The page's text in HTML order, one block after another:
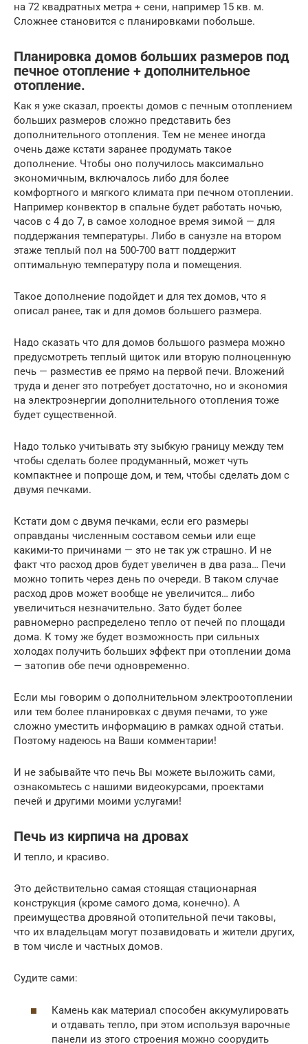
на 72 квадратных метра + сени, например 15 кв. м.
Сложнее становится с планировками побольше.
Планировка домов больших размеров под
печное отопление + дополнительное
отопление.
Как я уже сказал, проекты домов с печным отоплением
больших размеров сложно представить без
дополнительного отопления. Тем не менее иногда
очень даже кстати заранее продумать такое
дополнение. Чтобы оно получилось максимально
экономичным, включалось либо для более
комфортного и мягкого климата при печном отоплении.
Например конвектор в спальне будет работать ночью,
часов с 4 до 7, в самое холодное время зимой — для
поддержания температуры. Либо в санузле на втором
этаже теплый пол на 500-700 ватт поддержит
оптимальную температуру пола и помещения.
Такое дополнение подойдет и для тех домов, что я
описал ранее, так и для домов большего размера.
Надо сказать что для домов большого размера можно
предусмотреть теплый щиток или вторую полноценную
печь — разместив ее прямо на первой печи. Вложений
труда и денег это потребует достаточно, но и экономия
на электроэнергии дополнительного отопления тоже
будет существенной.
Надо только учитывать эту зыбкую границу между тем
чтобы сделать более продуманный, может чуть
компактнее и попроще дом, и тем, чтобы сделать дом с
двумя печками.
Кстати дом с двумя печками, если его размеры
оправданы численным составом семьи или еще
какими-то причинами — это не так уж страшно. И не
факт что расход дров будет увеличен в два раза… Печи
можно топить через день по очереди. В таком случае
расход дров может вообще не увеличится… либо
увеличиться незначительно. Зато будет более
равномерно распределено тепло от печей по площади
дома. К тому же будет возможность при сильных
холодах получить больших эффект при отоплении дома
— затопив обе печи одновременно.
Если мы говорим о дополнительном электроотоплении
или тем более планировках с двумя печами, то уже
сложно уместить информацию в рамках одной статьи.
Поэтому надеюсь на Ваши комментарии!
И не забывайте что печь Вы можете выложить сами,
ознакомьтесь с нашими видеокурсами, проектами
печей и другими моими услугами!
Печь из кирпича на дровах
И тепло, и красиво.
Это действительно самая стоящая стационарная
конструкция (кроме самого дома, конечно). А
преимущества дровяной отопительной печи таковы,
что их владельцам могут позавидовать и жители других,
в том числе и частных домов.
Судите сами:
Камень как материал способен аккумулировать
и отдавать тепло, при этом используя варочные
панели из этого строения можно соорудить